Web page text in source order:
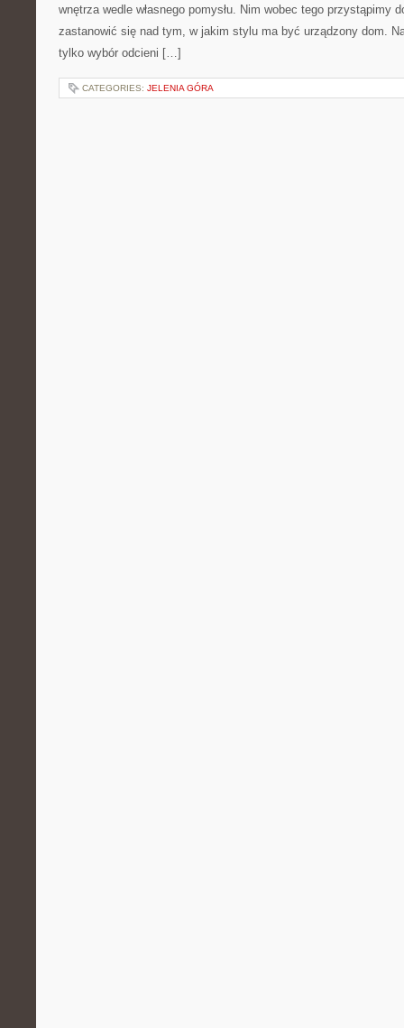
wnętrza wedle własnego pomysłu. Nim wobec tego przystąpimy
zastanowić się nad tym, w jakim stylu ma być urządzony dom.
tylko wybór odcieni […]
CATEGORIES: JELENIA GÓRA